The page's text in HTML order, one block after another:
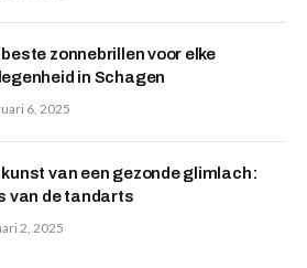
beste zonnebrillen voor elke
in Schagen
6, 2025
kunst van een gezonde glimlach:
van de tandarts
2, 2025